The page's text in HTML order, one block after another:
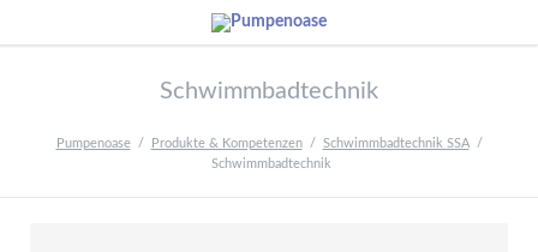
Schwimmbadtechnik
Pumpenoase Produkte & Kompetenzen
Schwimmbadtechnik SSA
Schwimmbadtechnik